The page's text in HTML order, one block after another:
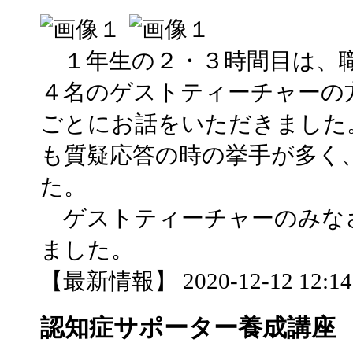
１年生の２・３時間目は、
４名のゲストティーチャー
ごとにお話をいただきまし
も質疑応答の時の挙手が多
た。
ゲストティーチャーのみな
ました。
【最新情報】 2020-12-12
認知症サポーター養成講座